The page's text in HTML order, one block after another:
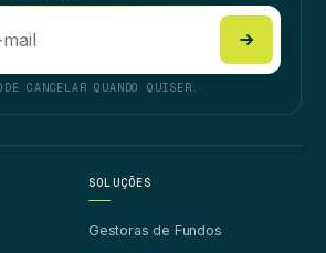
CANCELAR QUANDO QUISER.
SOLUÇÕES
Gestoras de Fundos